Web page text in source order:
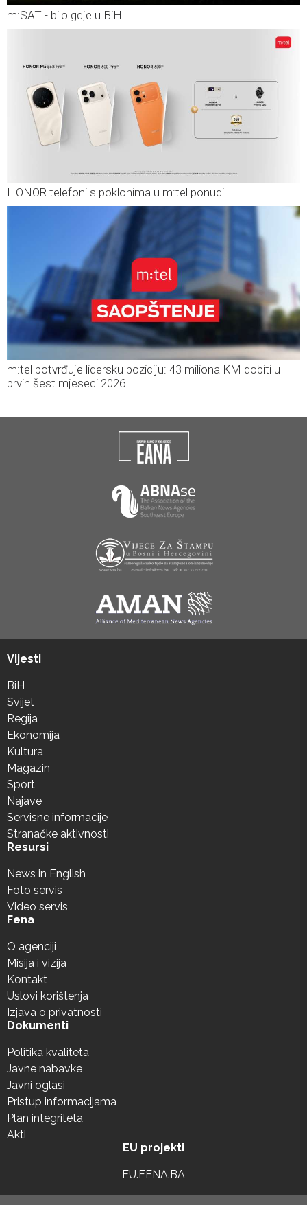
m:SAT - bilo gdje u BiH
HONOR telefoni s poklonima u m:tel ponudi
m:tel potvrđuje lidersku poziciju: 43 miliona KM dobiti u
prvih šest mjeseci 2026.
Vijesti
BiH
Svijet
Regija
Ekonomija
Kultura
Magazin
Sport
Najave
Servisne informacije
Stranačke aktivnosti
Resursi
News in English
Foto servis
Video servis
Fena
O agenciji
Misija i vizija
Kontakt
Uslovi korištenja
Izjava o privatnosti
Dokumenti
Politika kvaliteta
Javne nabavke
Javni oglasi
Pristup informacijama
Plan integriteta
Akti
EU projekti
EU.FENA.BA